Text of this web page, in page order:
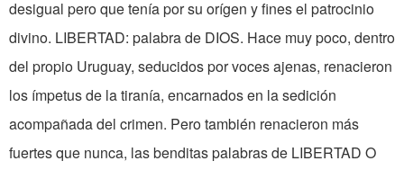
desigual pero que tenía por su orígen y fines el patrocinio
divino. LIBERTAD: palabra de DIOS. Hace muy poco, dentro
del propio Uruguay, seducidos por voces ajenas, renacieron
los ímpetus de la tiranía, encarnados en la sedición
acompañada del crimen. Pero también renacieron más
fuertes que nunca, las benditas palabras de LIBERTAD O